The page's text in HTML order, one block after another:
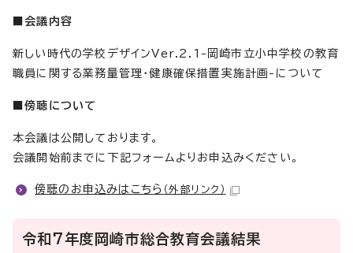
■会議内容
新しい時代の学校デザインVer.2.1-岡崎市立小中学校の教育
職員に関する業務量管理・健康確保措置実施計画-について
■傍聴について
本会議は公開しております。
会議開始前までに下記フォームよりお申込みください。
傍聴のお申込みはこちら （外部リンク）
令和7年度岡崎市総合教育会議結果